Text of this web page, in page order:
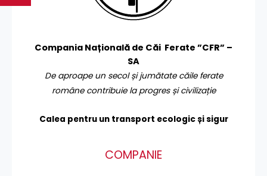
Compania Națională de Căi Ferate ”CFR” –
SA
De aproape un secol și jumătate căile ferate
române contribuie la progres și civilizație
Calea pentru un transport ecologic și sigur
COMPANIE